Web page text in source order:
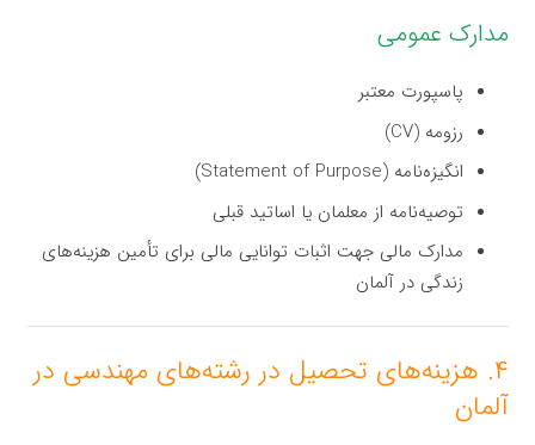
مدارک عمومی
پاسپورت معتبر
رزومه (CV)
انگیزه‌نامه (Statement of Purpose)
توصیه‌نامه از معلمان یا اساتید قبلی
مدارک مالی جهت اثبات توانایی مالی برای تأمین هزینه‌های
زندگی در آلمان
۴. هزینه‌های تحصیل در رشته‌های مهندسی در
آلمان